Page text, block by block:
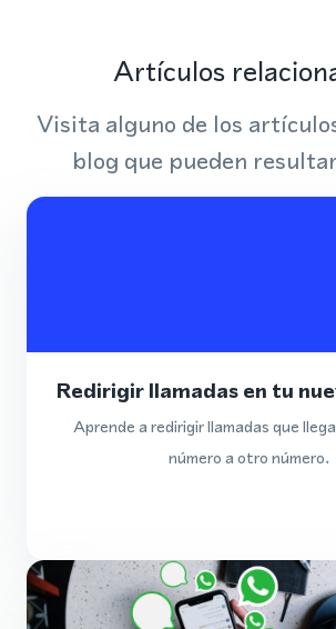
Artículos
Visita alguno de los
blog que pueden
Redirigir llamadas en tu
Aprende a redirigir llamadas que
número a otro número.